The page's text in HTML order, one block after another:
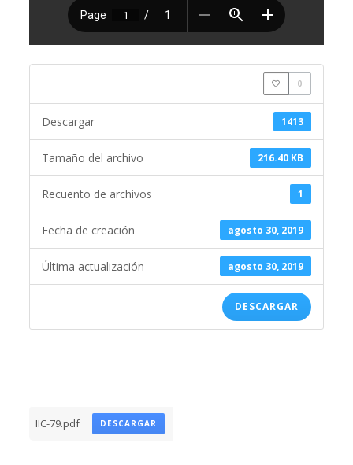
0
1413
Descargar
216.40 KB
Tamaño del archivo
1
Recuento de archivos
agosto 30, 2019
Fecha de creación
agosto 30, 2019
Última actualización
DESCARGAR
IIC-79.pdf DESCARGAR